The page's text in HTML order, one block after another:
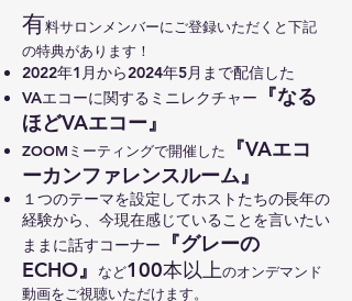
有料サロンメンバーにご登録いただくと下記
の特典があります！
2022年1月から2024年5月まで配信した
VAエコーに関するミニレクチャー
『なる
ほどVAエコー』
ZOOMミーティングで開催した
『VAエコ
ーカンファレンスルーム』
１つのテーマを設定してホストたちの長年の
経験から、今現在感じていることを言いたい
ままに話すコーナー
『グレーの
ECHO』
など100本以上のオンデマンド
動画をご視聴いただけます。